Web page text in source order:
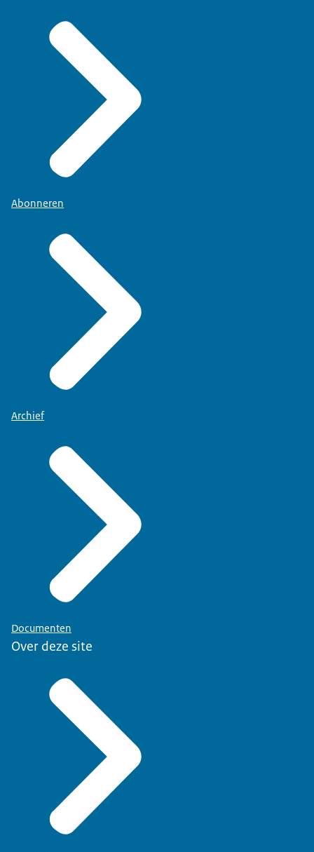
Abonneren
Archief
Documenten
Over deze site